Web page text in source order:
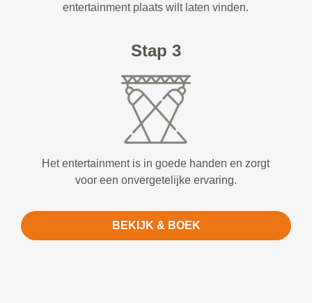
entertainment plaats wilt laten vinden.
Stap 3
Het entertainment is in goede handen en zorgt
voor een onvergetelijke ervaring.
BEKIJK & BOEK